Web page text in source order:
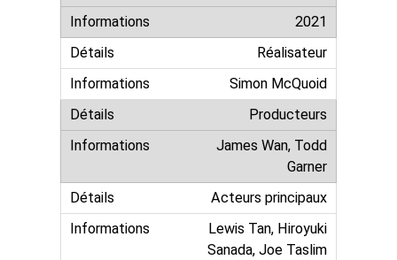
2021
Réalisateur
Simon McQuoid
Producteurs
James Wan, Todd
Garner
Acteurs principaux
Lewis Tan, Hiroyuki
Sanada, Joe Taslim